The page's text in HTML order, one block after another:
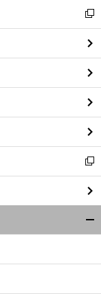
閉
る
新
し
い
ウ
ィ
ン
ド
ウ
で
開
く
新
し
い
ウ
ィ
ン
ウ
開